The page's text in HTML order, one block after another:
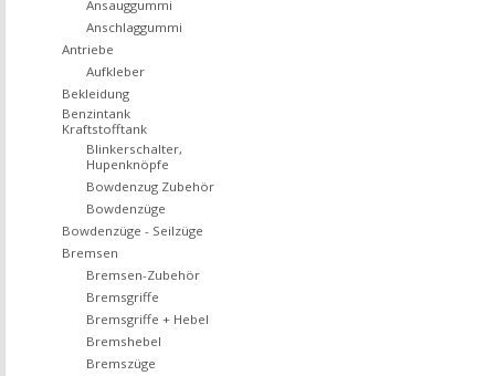
Ansauggummi
Anschlaggummi
Antriebe
Aufkleber
Bekleidung
Benzintank
Kraftstofftank
Blinkerschalter,
Hupenknöpfe
Bowdenzug Zubehör
Bowdenzüge
Bowdenzüge - Seilzüge
Bremsen
Bremsen-Zubehör
Bremsgriffe
Bremsgriffe + Hebel
Bremshebel
Bremszüge